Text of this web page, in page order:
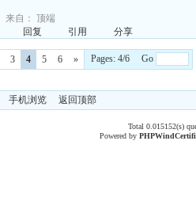
来自： 顶端
回复
引用 分享
3 4 5 6 » Pages: 4/6 Go
手机浏览 返回顶部
Total 0.015152(s)
Powered byPHPWind